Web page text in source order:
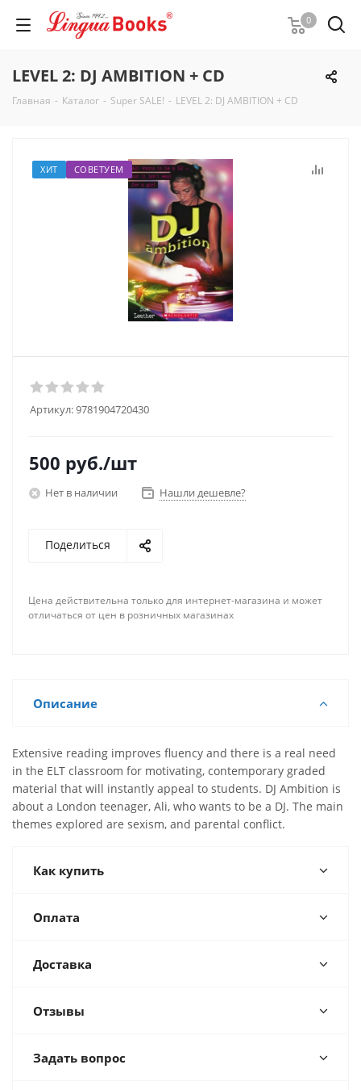
0
LEVEL 2: DJ AMBITION + CD
Главная - Каталог - Super SALE! - LEVEL 2: DJ AMBITION + CD
ХИТ СОВЕТУЕМ
Артикул:9781904720430
500 руб./шт
Нет в наличии Нашли дешевле?
Поделиться
Цена действительна только для интернет-магазина и может
отличаться от цен в розничных магазинах
Описание
Extensive reading improves fluency and there is a real need
in the ELT classroom for motivating, contemporary graded
material that will instantly appeal to students. DJ Ambition is
about a London teenager, Ali, who wants to be a DJ. The main
themes explored are sexism, and parental conflict.
Как купить
Оплата
Доставка
Отзывы
Задать вопрос